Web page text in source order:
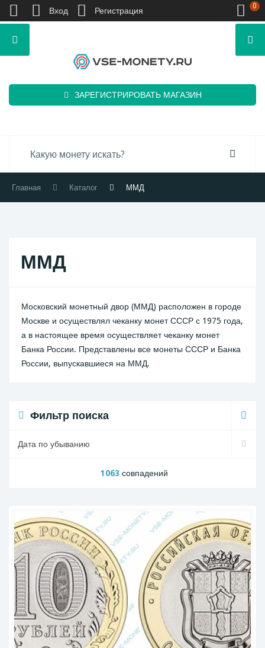
ЗАРЕГИСТРИРОВАТЬ МАГАЗИН
Главная Каталог ММД
ММД
Московский монетный двор (ММД) расположен в городе
Москве и осуществлял чеканку монет СССР с 1975 года,
а в настоящее время осуществляет чеканку монет
Банка России. Представлены все монеты СССР и Банка
России, выпускавшиеся на ММД.
Фильтр поиска
1063 совпадений
Вход Регистрация 0